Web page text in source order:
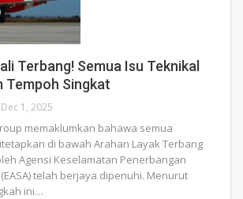
Terbang! Semua Isu Teknikal
Tempoh Singkat
Dec 1, 2025
memaklumkan bahawa semua
di bawah Arahan Layak Terbang
Agensi Keselamatan Penerbangan
telah berjaya dipenuhi. Menurut
ini…